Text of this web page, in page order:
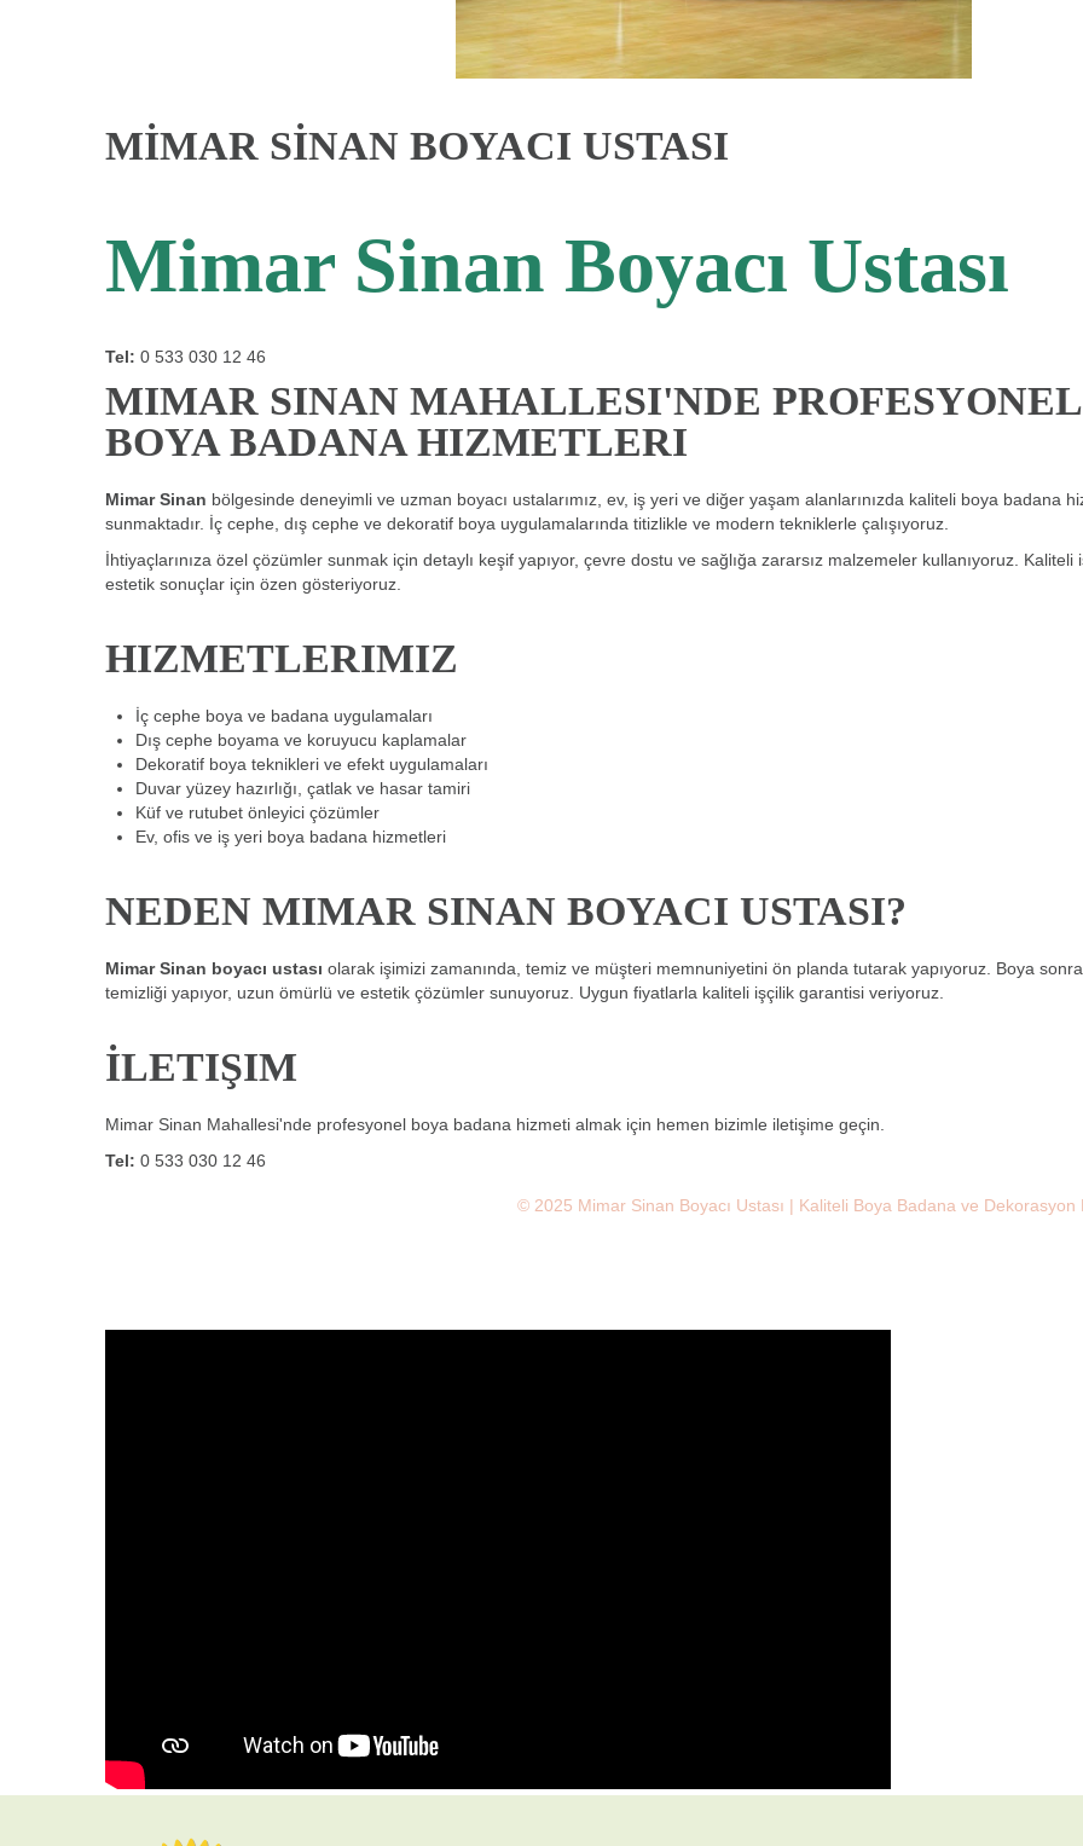
MİMAR SİNAN BOYACI USTASI
Mimar Sinan Boyacı Ustası
Tel: 0 533 030 12 46
MIMAR SINAN MAHALLESI'NDE PROFESYONEL
BOYA BADANA HIZMETLERI
Mimar Sinan bölgesinde deneyimli ve uzman boyacı ustalarımız, ev, iş yeri ve diğer yaşam alanlarınızda kaliteli boya badana
sunmaktadır. İç cephe, dış cephe ve dekoratif boya uygulamalarında titizlikle ve modern tekniklerle çalışıyoruz.
İhtiyaçlarınıza özel çözümler sunmak için detaylı keşif yapıyor, çevre dostu ve sağlığa zararsız malzemeler kullanıyoruz. Kaliteli
estetik sonuçlar için özen gösteriyoruz.
HIZMETLERIMIZ
İç cephe boya ve badana uygulamaları
Dış cephe boyama ve koruyucu kaplamalar
Dekoratif boya teknikleri ve efekt uygulamaları
Duvar yüzey hazırlığı, çatlak ve hasar tamiri
Küf ve rutubet önleyici çözümler
Ev, ofis ve iş yeri boya badana hizmetleri
NEDEN MIMAR SINAN BOYACI USTASI?
Mimar Sinan boyacı ustası olarak işimizi zamanında, temiz ve müşteri memnuniyetini ön planda tutarak yapıyoruz. Boya
temizliği yapıyor, uzun ömürlü ve estetik çözümler sunuyoruz. Uygun fiyatlarla kaliteli işçilik garantisi veriyoruz.
İLETIŞIM
Mimar Sinan Mahallesi'nde profesyonel boya badana hizmeti almak için hemen bizimle iletişime geçin.
Tel: 0 533 030 12 46
© 2025 Mimar Sinan Boyacı Ustası | Kaliteli Boya Badana ve Dekorasyon